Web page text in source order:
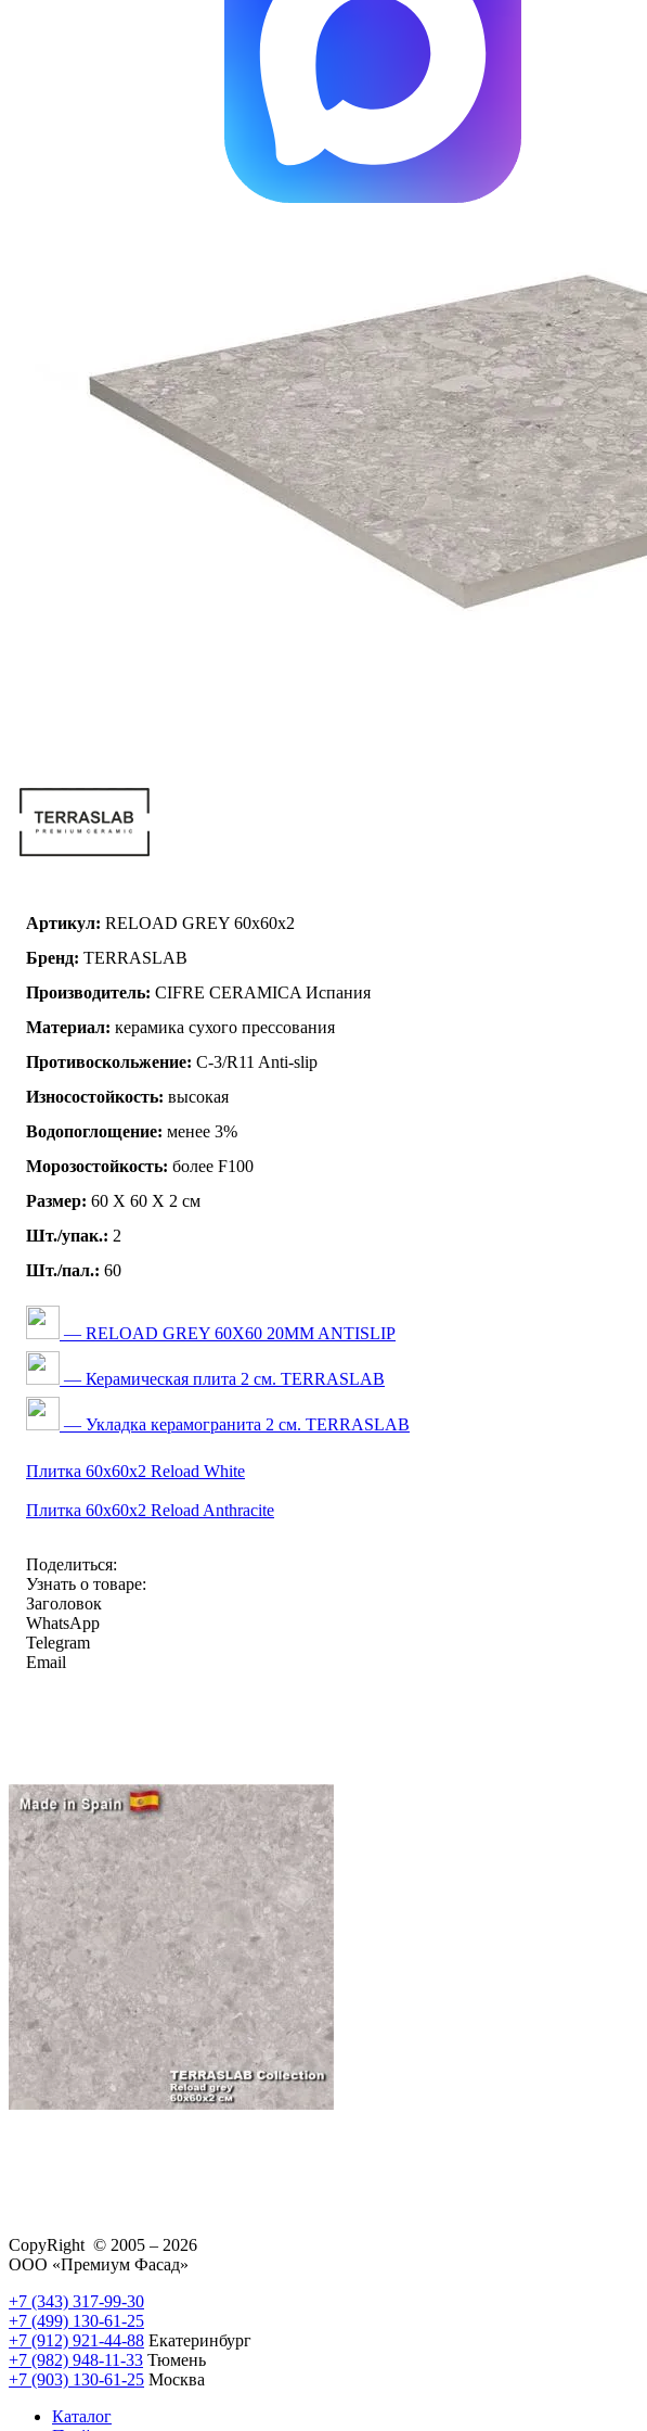
Артикул: RELOAD GREY 60x60x2
Бренд: TERRASLAB
Производитель: CIFRE CERAMICA Испания
Материал: керамика сухого прессования
Противоскольжение: C-3/R11 Anti-slip
Износостойкость: высокая
Водопоглощение: менее 3%
Морозостойкость: более F100
Размер: 60 Х 60 Х 2 см
Шт./упак.: 2
Шт./пал.: 60
— RELOAD GREY 60X60 20MM ANTISLIP
— Керамическая плита 2 см. TERRASLAB
— Укладка керамогранита 2 см. TERRASLAB
Плитка 60x60x2 Reload White
Плитка 60x60x2 Reload Anthracite
Поделиться:
Узнать о товаре:
Заголовок
WhatsApp
Telegram
Email
CopyRight © 2005 – 2026
ООО «Премиум Фасад»
+7 (343) 317-99-30
+7 (499) 130-61-25
+7 (912) 921-44-88 Екатеринбург
+7 (982) 948-11-33 Тюмень
+7 (903) 130-61-25 Москва
Каталог